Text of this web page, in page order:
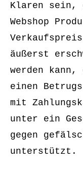
Klaren sein,
Webshop
äußerst
werden
einen
mit
unter ein
gegen
unterstützt.